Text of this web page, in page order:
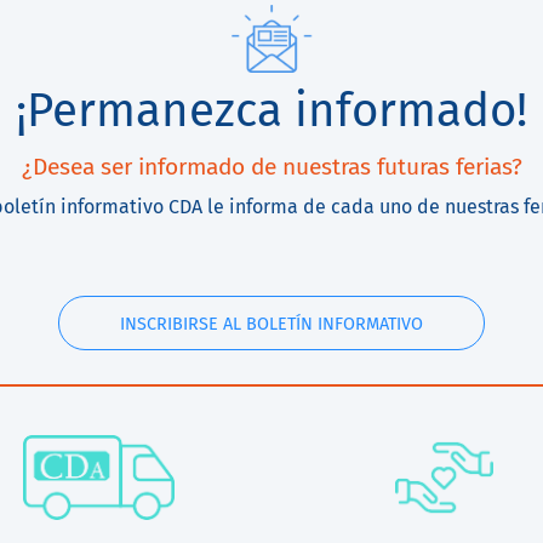
¡Permanezca informado!
¿Desea ser informado de nuestras futuras ferias?
informativo CDA le informa de cada uno de nuestras
INSCRIBIRSE AL BOLETÍN INFORMATIVO